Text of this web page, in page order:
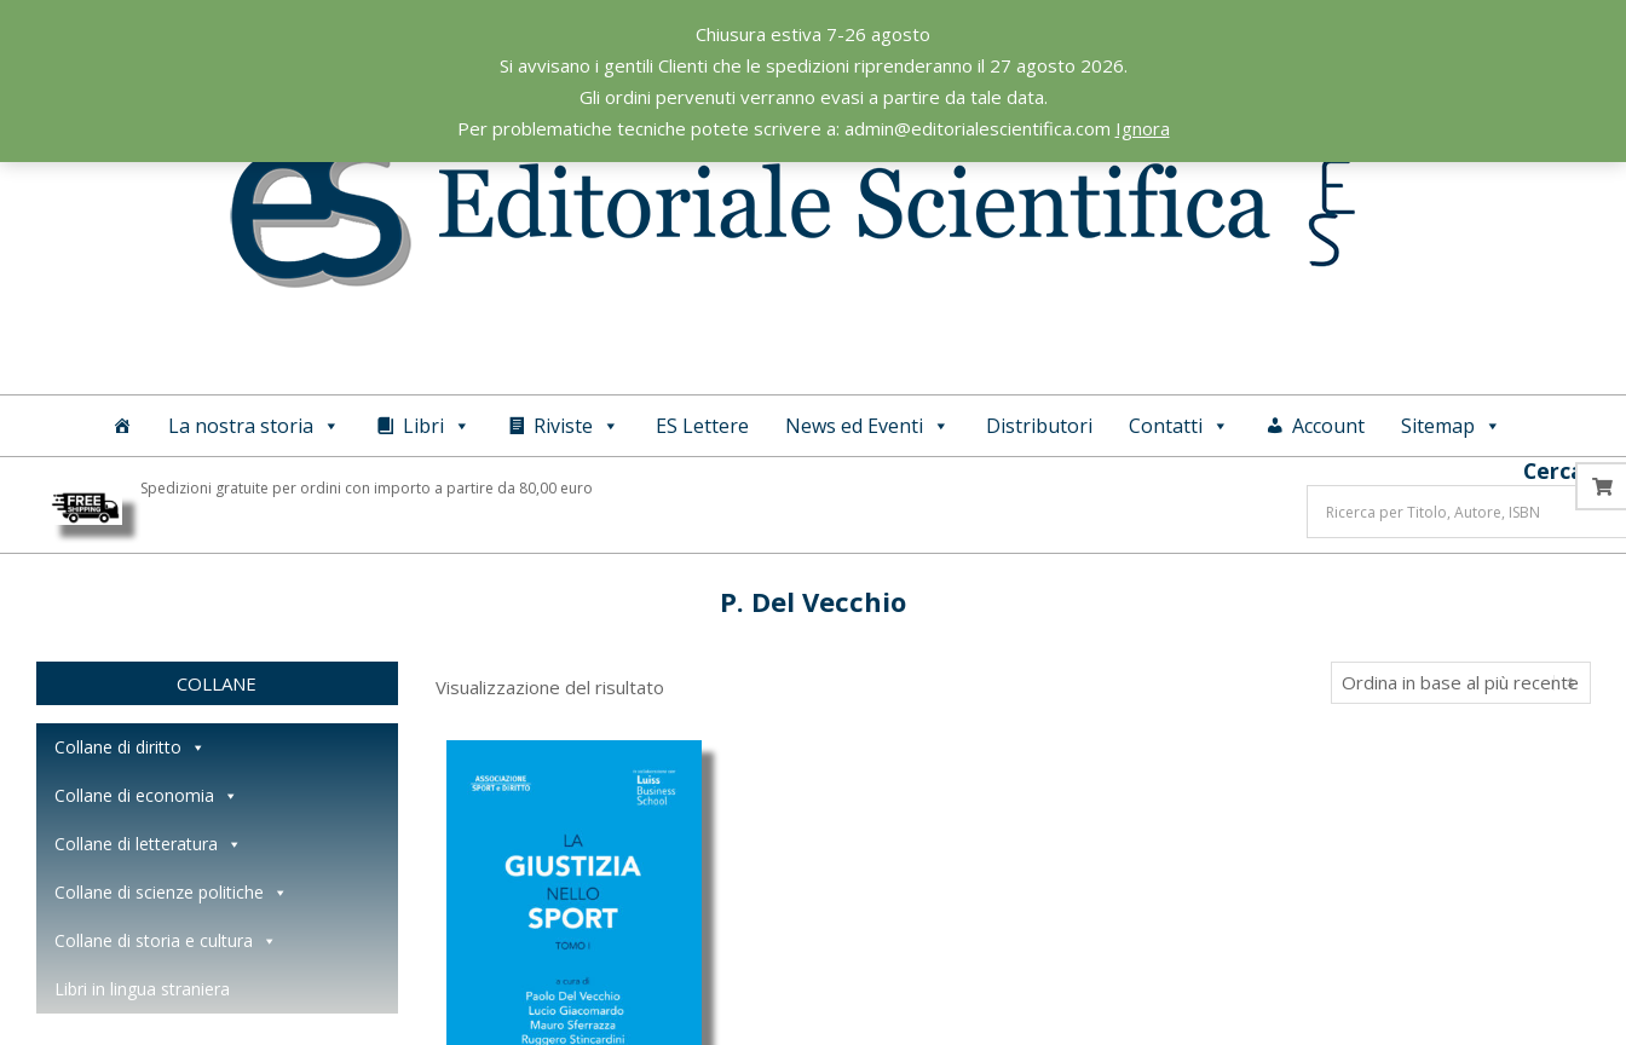
Chiusura estiva 7-26 agosto
Si avvisano i gentili Clienti che le spedizioni riprenderanno il 27 agosto 2026.
Gli ordini pervenuti verranno evasi a partire da tale data.
Per problematiche tecniche potete scrivere a: admin@editorialescientifica.com Ignora
Editoriale
Scientifica
Primary
La nostra storia Libri Riviste ES Lettere News ed Eventi Distributori Contatti Account Sitemap
Spedizioni gratuite per ordini con importo a partire da 80,00 euro
Cerca
P. Del Vecchio
Visualizzazione del risultato
COLLANE
Collane di diritto
Collane di economia
Collane di letteratura
Collane di scienze politiche
Collane di storia e cultura
Libri in lingua straniera